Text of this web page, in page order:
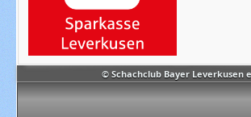
© Schachclub Bayer Leverkusen